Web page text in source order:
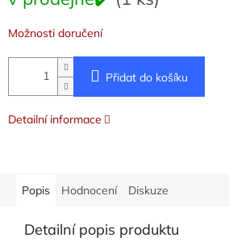
Možnosti doručení
Přidat do košíku
Detailní informace
Popis Hodnocení Diskuze
Detailní popis produktu